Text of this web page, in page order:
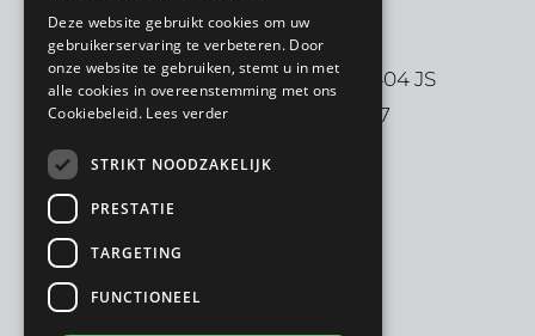
De Ark | Aalbersestraat 2 | 3404 JS
IJsselstein | 030-6880997
Deze website gebruikt cookies om uw
gebruikerservaring te verbeteren. Door
onze website te gebruiken, stemt u in met
alle cookies in overeenstemming met ons
Cookiebeleid. Lees verder
STRIKT NOODZAKELIJK
PRESTATIE
TARGETING
FUNCTIONEEL